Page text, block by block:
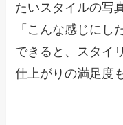
たいスタイルの写
「こんな感じにし
できると、スタイ
仕上がりの満足度